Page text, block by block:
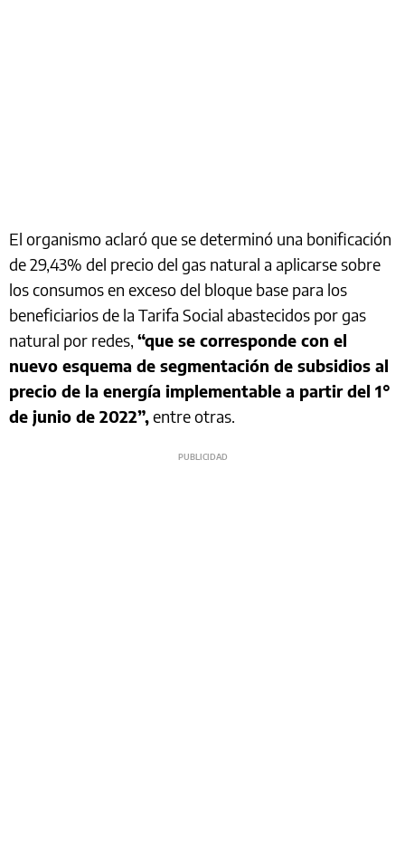
El organismo aclaró que se determinó una bonificación
de 29,43% del precio del gas natural a aplicarse sobre
los consumos en exceso del bloque base para los
beneficiarios de la Tarifa Social abastecidos por gas
natural por redes, “que se corresponde con el
nuevo esquema de segmentación de subsidios al
precio de la energía implementable a partir del 1°
de junio de 2022”,entre otras.